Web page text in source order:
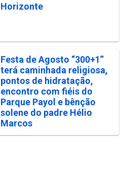
Horizonte
Festa de Agosto “300+1”
terá caminhada religiosa,
pontos de hidratação,
encontro com fiéis do
Parque Payol e bênção
solene do padre Hélio
Marcos